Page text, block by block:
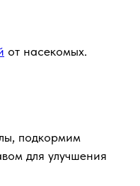
от насекомых.
подкормим
для улучшения